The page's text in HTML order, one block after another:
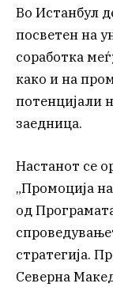
Во Истанбул
посветен на
соработка
како и на
потенцијали
заедница.
Настанот се
„Промоција
од
стратегија.
Северна